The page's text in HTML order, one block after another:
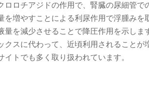
ロロチアジドの作用で、腎臓の尿細管で
を増やすことによる利尿作用で浮腫みを
量を減少させることで降圧作用を示しま
クスに代わって、近頃利用されることが
トでも多く取り扱われています。